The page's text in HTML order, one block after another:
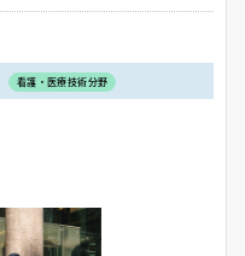
看護・医療技術分野